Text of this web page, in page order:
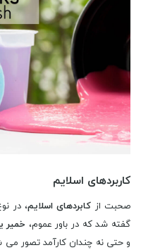
کاربردهای اسلایم
صحبت از کابردهای اسلایم، در
گفته شد که در باور عموم، خمیر
و حتی نه چندان کارآمد تصور می